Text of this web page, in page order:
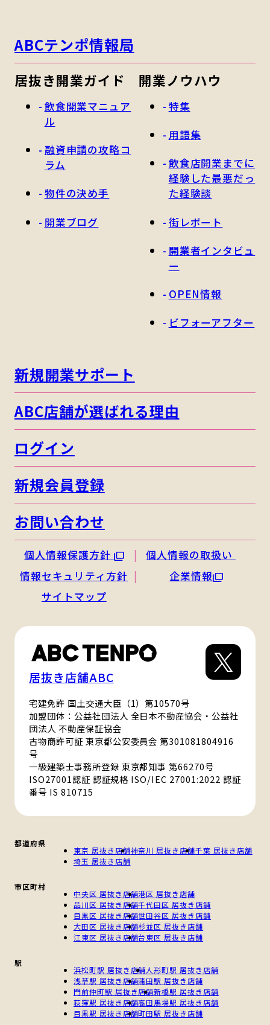
ABCテンポ情報局
居抜き開業ガイド
飲食開業マニュア
ル
融資申請の攻略コ
ラム
物件の決め手
開業ブログ
開業ノウハウ
特集
用語集
飲食店開業までに
経験した最悪だっ
た経験談
街レポート
開業者インタビュ
ー
OPEN情報
ビフォーアフター
新規開業サポート
ABC店舗が選ばれる理由
ログイン
新規会員登録
お問い合わせ
個人情報保護方針
個人情報の取扱い
情報セキュリティ方針
企業情報
サイトマップ
居抜き店舗ABC
宅建免許 国土交通大臣（1）第10570号
加盟団体：公益社団法人 全日本不動産協会・公益社
団法人 不動産保証協会
古物商許可証 東京都公安委員会 第301081804916
号
一級建築士事務所登録 東京都知事 第66270号
ISO27001認証 認証規格 ISO/IEC 27001:2022 認証
番号 IS 810715
都道府県
東京 居抜き店舗神奈川 居抜き店舗千葉 居抜き店舗
埼玉 居抜き店舗
市区町村
中央区 居抜き店舗港区 居抜き店舗
品川区 居抜き店舗千代田区 居抜き店舗
目黒区 居抜き店舗世田谷区 居抜き店舗
大田区 居抜き店舗杉並区 居抜き店舗
江東区 居抜き店舗台東区 居抜き店舗
駅
浜松町駅 居抜き店舗人形町駅 居抜き店舗
浅草駅 居抜き店舗蒲田駅 居抜き店舗
門前仲町駅 居抜き店舗新橋駅 居抜き店舗
荻窪駅 居抜き店舗高田馬場駅 居抜き店舗
目黒駅 居抜き店舗町田駅 居抜き店舗